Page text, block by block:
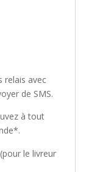
relais avec
de SMS.
à tout
le livreur